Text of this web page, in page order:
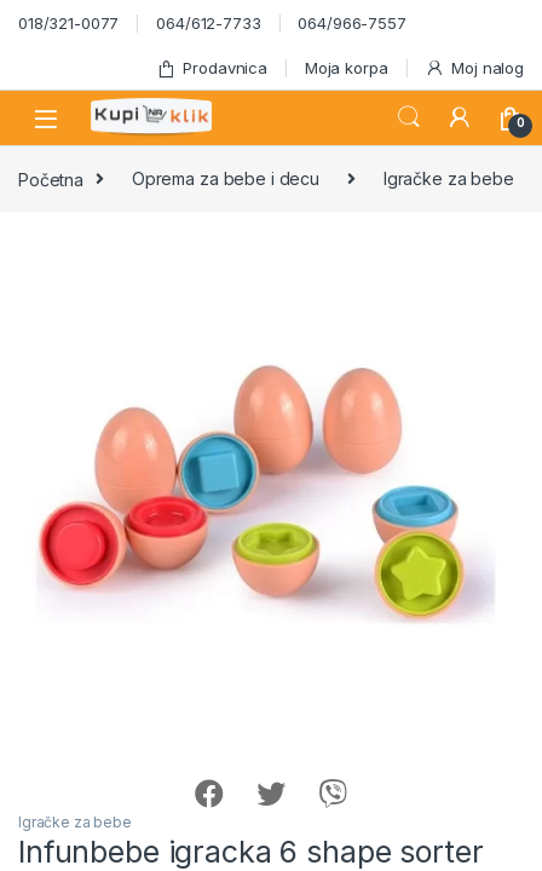
Skip to navigation
Skip to content
018/321-0077 064/612-7733 064/966-7557
Prodavnica Moja korpa Moj nalog
0
Početna Oprema za bebe i decu Igračke za bebe
Igračke za bebe
Infunbebe igracka 6 shape sorter